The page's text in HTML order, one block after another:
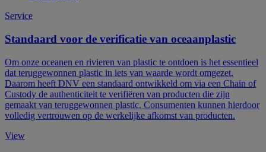
Service
Standaard voor de verificatie van oceaanplastic
Om onze oceanen en rivieren van plastic te ontdoen is het essentieel
dat teruggewonnen plastic in iets van waarde wordt omgezet.
Daarom heeft DNV een standaard ontwikkeld om via een Chain of
Custody de authenticiteit te verifiëren van producten die zijn
gemaakt van teruggewonnen plastic. Consumenten kunnen hierdoor
volledig vertrouwen op de werkelijke afkomst van producten.
View